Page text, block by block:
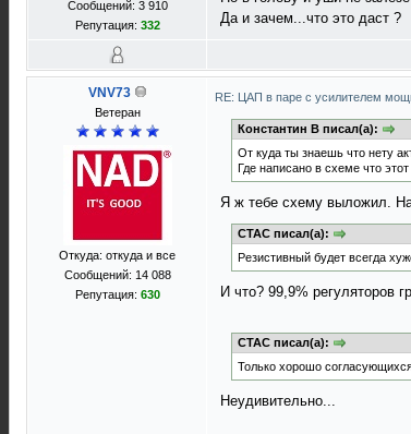
Сообщений: 3 910
Репутация: 332
Да и зачем...что это даст ?
VNV73
Ветеран
Откуда: откуда и все
Сообщений: 14 088
Репутация: 630
RE: ЦАП в паре с усилителем
Константин В писал(а):
От куда ты знаешь что нету
Где написано в схеме что
Я ж тебе схему выложил.
CTAC писал(а):
Резистивный будет всегда
И что? 99,9% регуляторов
CTAC писал(а):
Только хорошо
Неудивительно...